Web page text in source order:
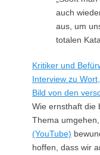
auch
aus, um
totalen
Kritiker und
Interview zu
Bild von den
Wie ernsthaft die
Thema
(YouTube)
hoffen, dass wir